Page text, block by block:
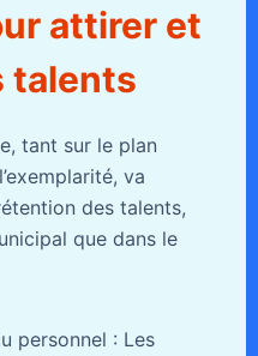
attirer et
talents
tant sur le plan
va
des talents,
que dans le
personnel : Les